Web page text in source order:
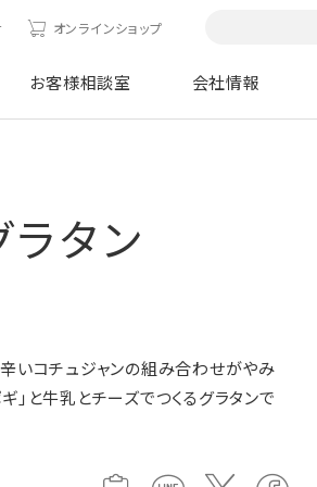
オンラインショップ
お客様相談室 会社情報
タン
辛いコチュジャンの組み合わせがやみ
」と牛乳とチーズでつくるグラタンで